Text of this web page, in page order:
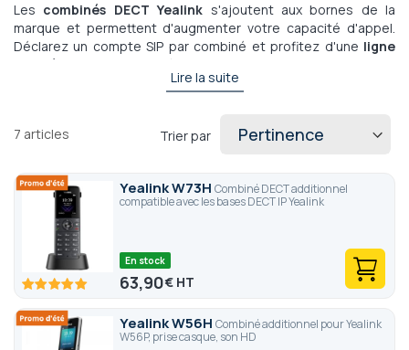
Les combinés DECT Yealink s'ajoutent aux bornes de la
marque et permettent d'augmenter votre capacité d'appel.
Déclarez un compte SIP par combiné et profitez d'une ligne
supplémentaire
: transférez, recevez et passez des appels
avec vos combinés Yealink DECT. Terminant par la lettre H ou R
pas à contacter nos commerciaux pour plus de
Lire la suite
7 articles Trier par
Yealink W73H Combiné DECT additionnel
compatible avec les bases DECT IP Yealink
100 100
En stock
63,90€
Yealink W56H Combiné additionnel pour Yealink
W56P, prise casque, son HD